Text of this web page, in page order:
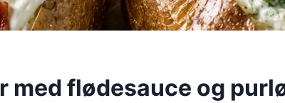
med flødesauce og